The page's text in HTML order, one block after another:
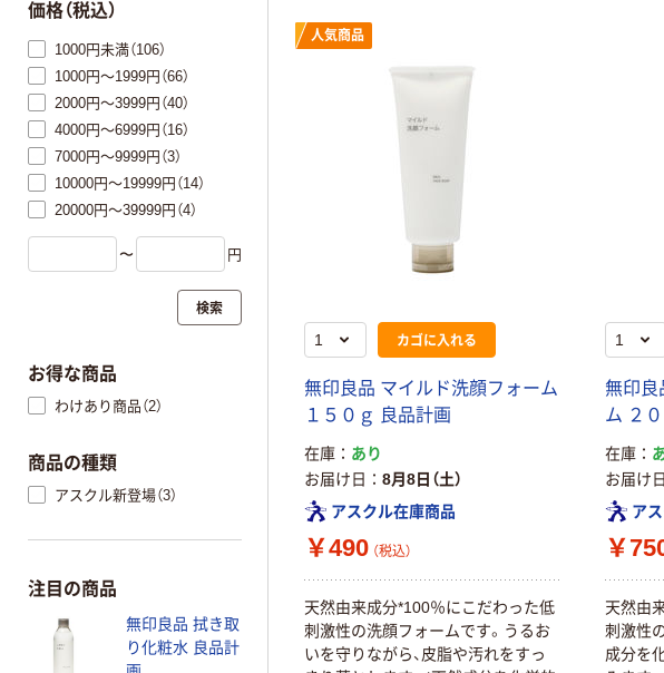
人気商品
カゴに入れる
無印良品 マイルド洗顔フォーム
１５０ｇ 良品計画
在庫
あり
お届け日
8月8日（土）
アスクル在庫商品
￥490 （税込）
天然由来成分*100％にこだわった低
刺激性の洗顔フォームです。うるお
いを守りながら、皮脂や汚れをすっ
無印良
ム ２
在庫
お届け日
ア
￥
天然由
刺激性
成分を
価格（税込）
1000円未満（106）
1000円～1999円（66）
2000円～3999円（40）
4000円～6999円（16）
7000円～9999円（3）
10000円～19999円（14）
20000円～39999円（4）
〜 円
検索
お得な商品
わけあり商品（2）
商品の種類
アスクル新登場（3）
注目の商品
無印良品 拭き取
り化粧水 良品計